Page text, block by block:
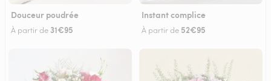
Douceur poudrée
À partir de 31€95
Instant complice
À partir de 52€95